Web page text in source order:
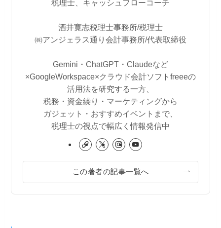
税理士、キャッシュフローコーチ
酒井寛志税理士事務所/税理士
㈱アンジェラス通り会計事務所/代表取締役
Gemini・ChatGPT・Claudeなど
×GoogleWorkspace×クラウド会計ソフトfreeeの
活用法を研究する一方、
税務・資金繰り・マーケティングから
ガジェット・おすすめイベントまで、
税理士の視点で幅広く情報発信中
この著者の記事一覧へ